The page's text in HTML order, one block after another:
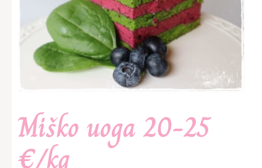
Miško uoga 20-25
€/kg